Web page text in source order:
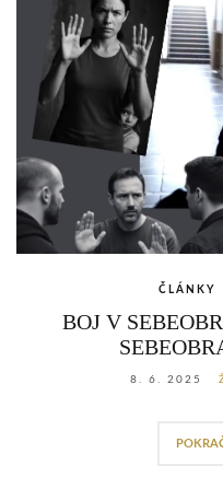
ČLÁNKY
BOJ V
8. 6. 2025